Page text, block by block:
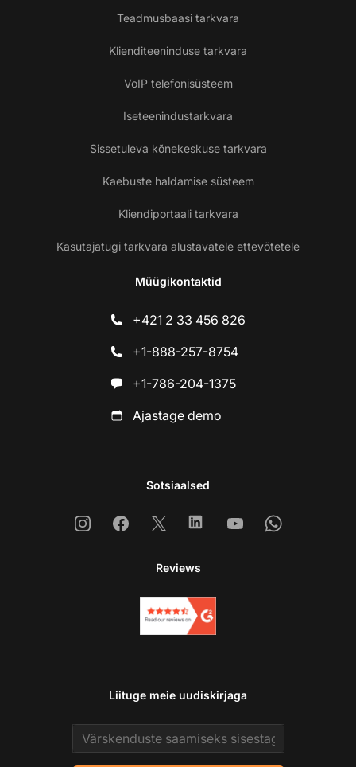
Teadmusbaasi tarkvara
Klienditeeninduse tarkvara
VoIP telefonisüsteem
Iseteenindustarkvara
Sissetuleva kõnekeskuse tarkvara
Kaebuste haldamise süsteem
Kliendiportaali tarkvara
Kasutajatugi tarkvara alustavatele ettevõtetele
Müügikontaktid
+421 2 33 456 826
+1-888-257-8754
+1-786-204-1375
Ajastage demo
Sotsiaalsed
InstagramFacebook
X LinkedinYoutubeWhatsapp
Reviews
Liituge meie uudiskirjaga
Email address